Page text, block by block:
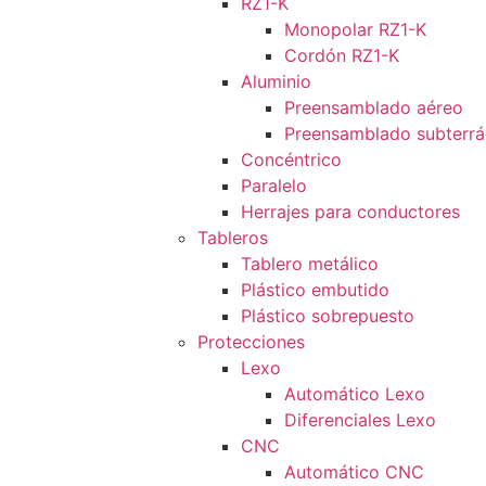
Monopolar RZ1-K
Cordón RZ1-K
Aluminio
Preensamblado aéreo
Preensamblado
Concéntrico
Paralelo
Herrajes para conductores
Tableros
Tablero metálico
Plástico embutido
Plástico sobrepuesto
Protecciones
Lexo
Automático Lexo
Diferenciales Lexo
CNC
Automático CNC